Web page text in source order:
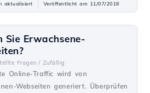
aktualisiert
Veröffentlicht am 11/07/2018
Sie Erwachsene-
Fragen / Zufällig
Online-Traffic wird von
Webseiten generiert. Überprüfen